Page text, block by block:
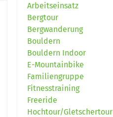
Arbeitseinsatz
Bergtour
Bergwanderung
Bouldern
Bouldern Indoor
E-Mountainbike
Familiengruppe
Fitnesstraining
Freeride
Hochtour/Gletschertour